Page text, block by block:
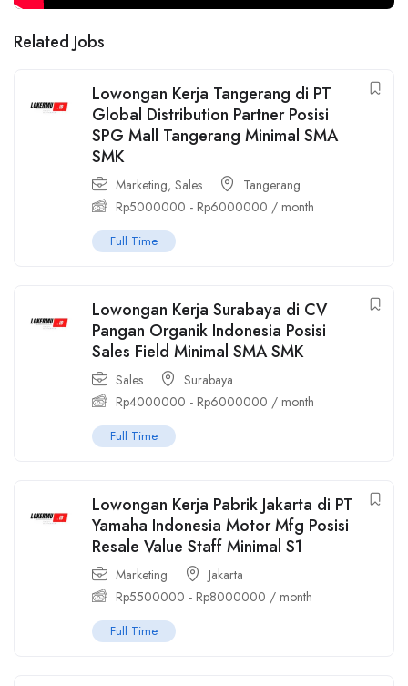
Related Jobs
Lowongan Kerja Tangerang di PT
Global Distribution Partner Posisi
SPG Mall Tangerang Minimal SMA
SMK
Marketing, Sales
Tangerang
Rp5000000 - Rp6000000 / month
Full Time
Lowongan Kerja Surabaya di CV
Pangan Organik Indonesia Posisi
Sales Field Minimal SMA SMK
Sales
Surabaya
Rp4000000 - Rp6000000 / month
Full Time
Lowongan Kerja Pabrik Jakarta di PT
Yamaha Indonesia Motor Mfg Posisi
Resale Value Staff Minimal S1
Marketing
Jakarta
Rp5500000 - Rp8000000 / month
Full Time